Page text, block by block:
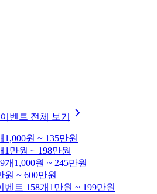
벤트 전체 보기
1,000원 ~ 135만원
1만원 ~ 198만원
개 1,000원 ~ 245만원
원 ~ 600만원
벤트 158개 1만원 ~ 199만원